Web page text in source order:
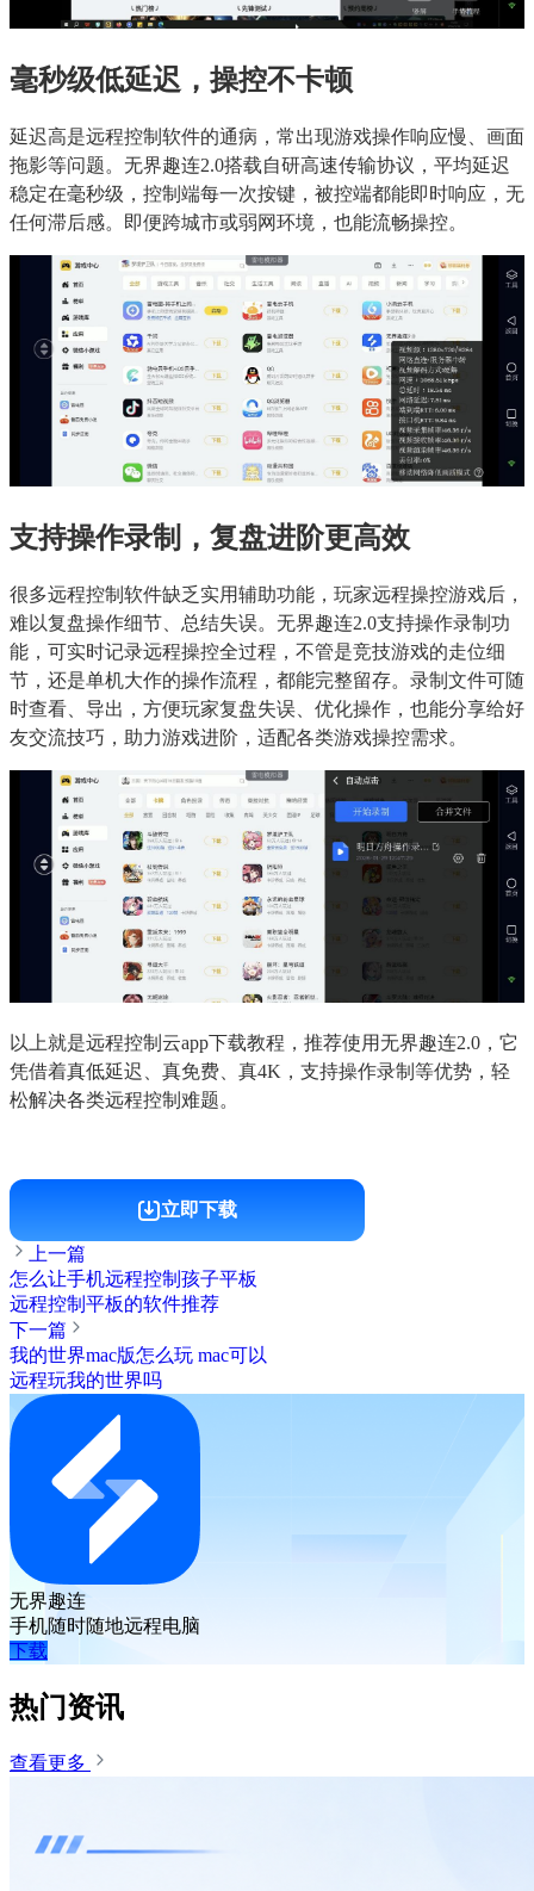
毫秒级低延迟，操控不卡顿
延迟高是远程控制软件的通病，常出现游戏操作响应慢、画面
拖影等问题。无界趣连2.0搭载自研高速传输协议，平均延迟
稳定在毫秒级，控制端每一次按键，被控端都能即时响应，无
任何滞后感。即便跨城市或弱网环境，也能流畅操控。
支持操作录制，复盘进阶更高效
很多远程控制软件缺乏实用辅助功能，玩家远程操控游戏后，
难以复盘操作细节、总结失误。无界趣连2.0支持操作录制功
能，可实时记录远程操控全过程，不管是竞技游戏的走位细
节，还是单机大作的操作流程，都能完整留存。录制文件可随
时查看、导出，方便玩家复盘失误、优化操作，也能分享给好
友交流技巧，助力游戏进阶，适配各类游戏操控需求。
以上就是远程控制云app下载教程，推荐使用无界趣连2.0，它
凭借着真低延迟、真免费、真4K，支持操作录制等优势，轻
松解决各类远程控制难题。
立即下载
上一篇
怎么让手机远程控制孩子平板
远程控制平板的软件推荐
下一篇
我的世界mac版怎么玩 mac可以
远程玩我的世界吗
无界趣连
手机随时随地远程电脑
下载
热门资讯
查看更多